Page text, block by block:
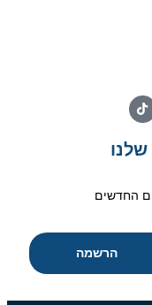
שלנו
החדשים
הרשמה